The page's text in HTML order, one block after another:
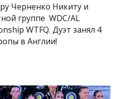
Черненко Никиту и
группе WDC/AL
WTFQ. Дуэт занял 4
в Англии!